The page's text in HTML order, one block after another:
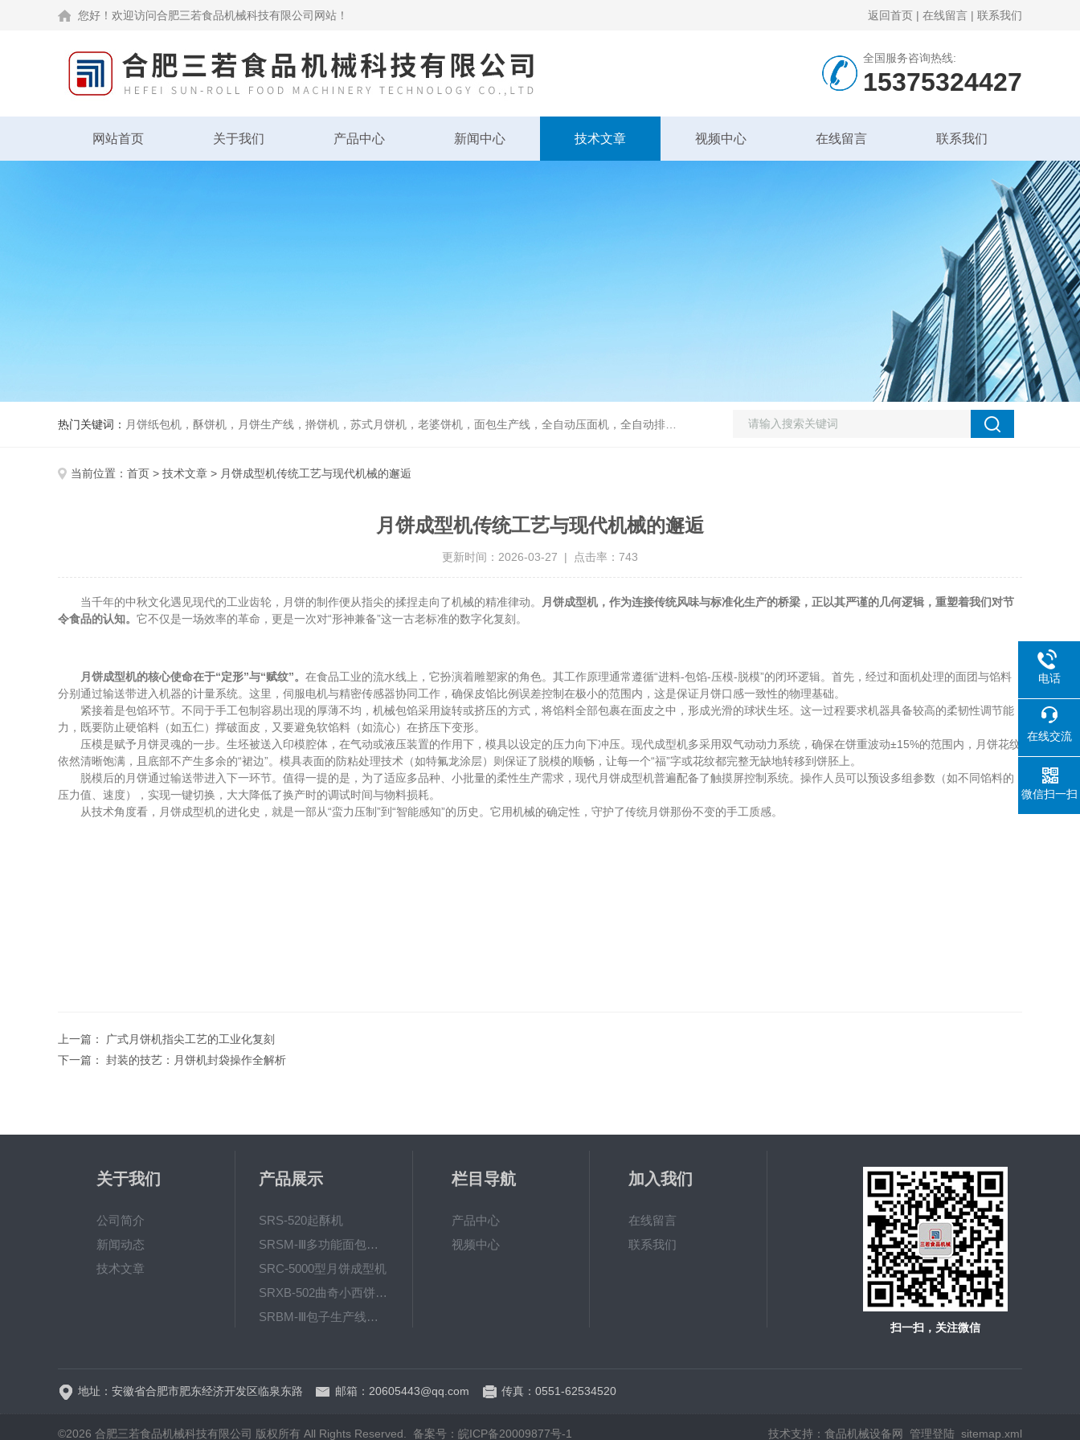
您好！欢迎访问合肥三若食品机械科技有限公司网站！ 返回首页 | 在线留言 | 联系我们
全国服务咨询热线:
15375324427
网站首页 关于我们 产品中心 新闻中心 技术文章 视频中心 在线留言 联系我们
热门关键词： 月饼纸包机，酥饼机，月饼生产线，擀饼机，苏式月饼机，老婆饼机，面包生产线，全自动压面机，全自动排盘机， 曲奇蛋糕充填机
当前位置： 首页 > 技术文章 > 月饼成型机传统工艺与现代机械的邂逅
月饼成型机传统工艺与现代机械的邂逅
更新时间：2026-03-27 | 点击率：743
当千年的中秋文化遇见现代的工业齿轮，月饼的制作便从指尖的揉捏走向了机械的精准律动。
月饼成型机，作为连接传统风味与标准化生产的桥梁，正以其严谨的几何逻辑，重塑着我们对节
令食品的认知。 它不仅是一场效率的革命，更是一次对“形神兼备”这一古老标准的数字化复刻。
月饼成型机的核心使命在于“定形”与“赋纹”。 在食品工业的流水线上，它扮演着雕塑家的角色。其工作原理通常遵循“进料-包馅-压模-脱模”的闭环逻辑。首先，经过和面机处理的面团与馅料
分别通过输送带进入机器的计量系统。这里，伺服电机与精密传感器协同工作，确保皮馅比例误差控制在极小的范围内，这是保证月饼口感一致性的物理基础。
紧接着是包馅环节。不同于手工包制容易出现的厚薄不均，机械包馅采用旋转或挤压的方式，将馅料全部包裹在面皮之中，形成光滑的球状生坯。这一过程要求机器具备较高的柔韧性调节能
力，既要防止硬馅料（如五仁）撑破面皮，又要避免软馅料（如流心）在挤压下变形。
压模是赋予月饼灵魂的一步。生坯被送入印模腔体，在气动或液压装置的作用下，模具以设定的压力向下冲压。现代成型机多采用双气动动力系统，确保在饼重波动±15%的范围内，月饼花纹
依然清晰饱满，且底部不产生多余的“裙边”。模具表面的防粘处理技术（如特氟龙涂层）则保证了脱模的顺畅，让每一个“福”字或花纹都完整无缺地转移到饼胚上。
脱模后的月饼通过输送带进入下一环节。值得一提的是，为了适应多品种、小批量的柔性生产需求，现代月饼成型机普遍配备了触摸屏控制系统。操作人员可以预设多组参数（如不同馅料的
压力值、速度），实现一键切换，大大降低了换产时的调试时间与物料损耗。
从技术角度看，月饼成型机的进化史，就是一部从“蛮力压制”到“智能感知”的历史。它用机械的确定性，守护了传统月饼那份不变的手工质感。
上一篇：
广式月饼机指尖工艺的工业化复刻
下一篇： 封装的技艺：月饼机封袋操作全解析
关于我们
公司简介
新闻动态
技术文章
产品展示
SRS-520起酥机
SRSM-Ⅲ多功能面包生产线 酥饼机
SRC-5000型月饼成型机
SRXB-502曲奇小西饼挤花机
SRBM-Ⅲ包子生产线（包子机）
栏目导航
产品中心
视频中心
加入我们
在线留言
联系我们
扫一扫，关注微信
地址：安徽省合肥市肥东经济开发区临泉东路 邮箱：20605443@qq.com 传真：0551-62534520
©2026 合肥三若食品机械科技有限公司 版权所有 All Rights Reserved. 备案号：皖ICP备20009877号-1 技术支持： 食品机械设备网 管理登陆 sitemap.xml
电话
在线交流
微信扫一扫